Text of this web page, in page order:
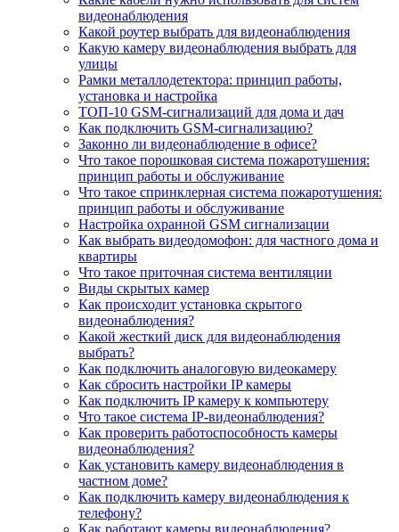
видеонаблюдения
Какой роутер выбрать для видеонаблюдения
Какую камеру видеонаблюдения выбрать для
улицы
Рамки металлодетектора: принцип работы,
установка и настройка
ТОП-10 GSM-сигнализаций для дома и дач
Как подключить GSM-сигнализацию?
Законно ли видеонаблюдение в офисе?
Что такое порошковая система пожаротушения:
принцип работы и обслуживание
Что такое спринклерная система пожаротушения:
принцип работы и обслуживание
Настройка охранной GSM сигнализации
Как выбрать видеодомофон: для частного дома и
квартиры
Что такое приточная система вентиляции
Виды скрытых камер
Как происходит установка скрытого
видеонаблюдения?
Какой жесткий диск для видеонаблюдения
выбрать?
Как подключить аналоговую видеокамеру
Как сбросить настройки IP камеры
Как подключить IP камеру к компьютеру
Что такое система IP-видеонаблюдения?
Как проверить работоспособность камеры
видеонаблюдения?
Как установить камеру видеонаблюдения в
частном доме?
Как подключить камеру видеонаблюдения к
телефону?
Как работают камеры видеонаблюдения?